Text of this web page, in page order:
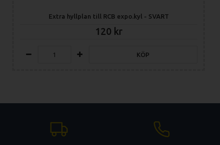
Extra hyllplan till RCB expo.kyl - SVART
120
KÖP